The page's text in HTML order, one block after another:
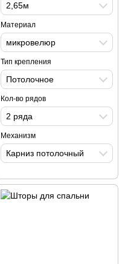
2,65м
Материал
микровелюр
Тип крепления
Потолочное
Кол-во рядов
2 ряда
Механизм
Карниз потолочный